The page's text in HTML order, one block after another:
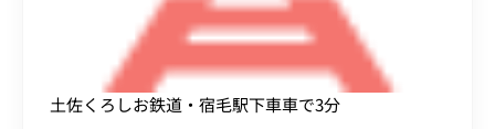
土佐くろしお鉄道・宿毛駅下車車で3分